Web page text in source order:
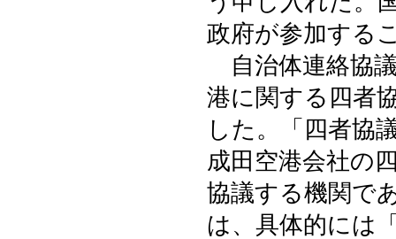
政府が参加する
自治体連絡協
港に関する四者
した。「四者協
成田空港会社の
協議する機関で
は、具体的には